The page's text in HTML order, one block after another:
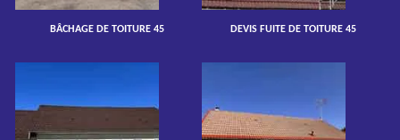
BÂCHAGE DE TOITURE 45 DEVIS FUITE DE TOITURE 45